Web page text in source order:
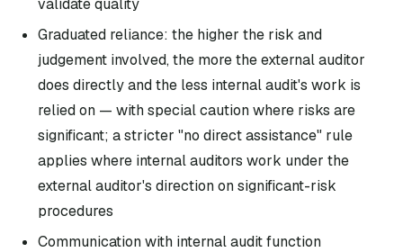
validate quality
Graduated reliance: the higher the risk and
judgement involved, the more the external auditor
does directly and the less internal audit's work is
relied on — with special caution where risks are
significant; a stricter "no direct assistance" rule
applies where internal auditors work under the
external auditor's direction on significant-risk
procedures
Communication with internal audit function